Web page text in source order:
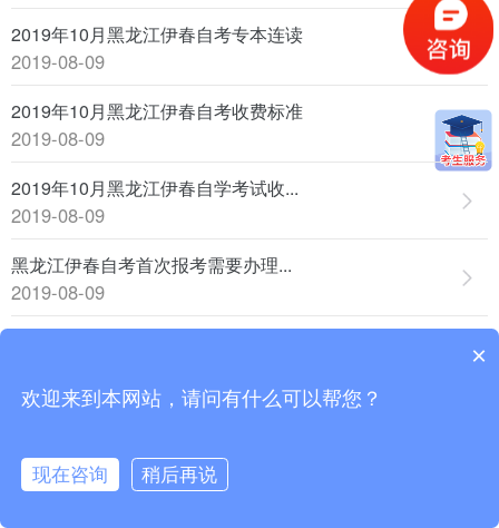
2019年10月黑龙江伊春自考专本连读
2019-08-09
2019年10月黑龙江伊春自考收费标准
2019-08-09
2019年10月黑龙江伊春自学考试收...
2019-08-09
黑龙江伊春自考首次报考需要办理...
2019-08-09
2019年10月黑龙江伊春自学考试报...
×
欢迎来到本网站，请问有什么可以帮您？
现在咨询 稍后再说